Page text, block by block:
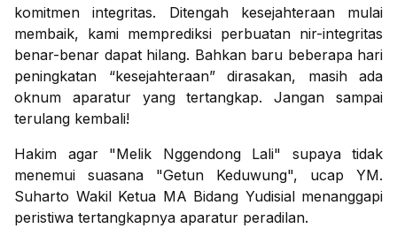
komitmen integritas. Ditengah kesejahteraan mulai
membaik, kami memprediksi perbuatan nir-integritas
benar-benar dapat hilang. Bahkan baru beberapa hari
peningkatan “kesejahteraan” dirasakan, masih ada
oknum aparatur yang tertangkap. Jangan sampai
terulang kembali!
Hakim agar "Melik Nggendong Lali" supaya tidak
menemui suasana "Getun Keduwung", ucap YM.
Suharto Wakil Ketua MA Bidang Yudisial menanggapi
peristiwa tertangkapnya aparatur peradilan.